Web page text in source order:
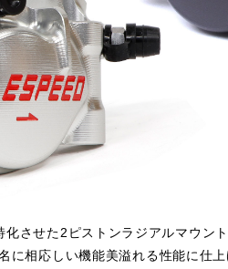
させた2ピストンラジアルマウン
相応しい機能美溢れる性能に仕上